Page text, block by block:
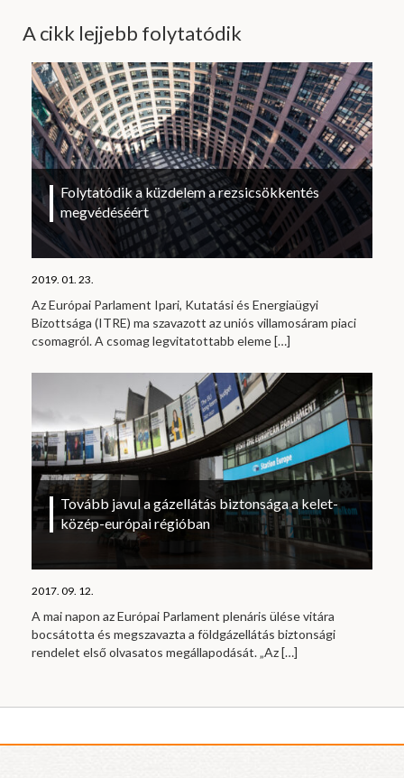
A cikk lejjebb folytatódik
Folytatódik a küzdelem a rezsicsökkentés
megvédéséért
2019. 01. 23.
Az Európai Parlament Ipari, Kutatási és Energiaügyi
Bizottsága (ITRE) ma szavazott az uniós villamosáram piaci
csomagról. A csomag legvitatottabb eleme[…]
Tovább javul a gázellátás biztonsága a kelet-
közép-európai régióban
2017. 09. 12.
A mai napon az Európai Parlament plenáris ülése vitára
bocsátotta és megszavazta a földgázellátás biztonsági
rendelet első olvasatos megállapodását. „Az[…]